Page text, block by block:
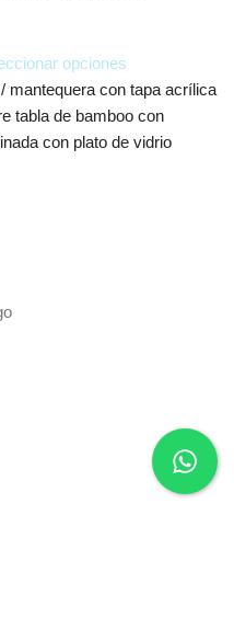
opciones
mantequera con tapa acrílica
tabla de bamboo con
con plato de vidrio